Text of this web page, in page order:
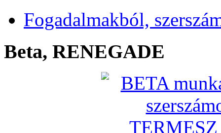
Fogadalmakból,
Beta, RENEGADE